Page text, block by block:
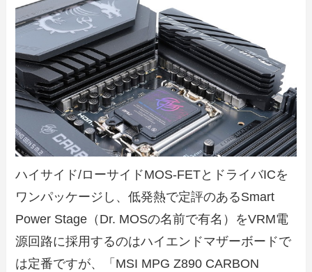
ハイサイド/ローサイドMOS-FETとドライバICを
ワンパッケージし、低発熱で定評のあるSmart
Power Stage（Dr. MOSの名前で有名）をVRM電
源回路に採用するのはハイエンドマザーボードで
は定番ですが、「MSI MPG Z890 CARBON